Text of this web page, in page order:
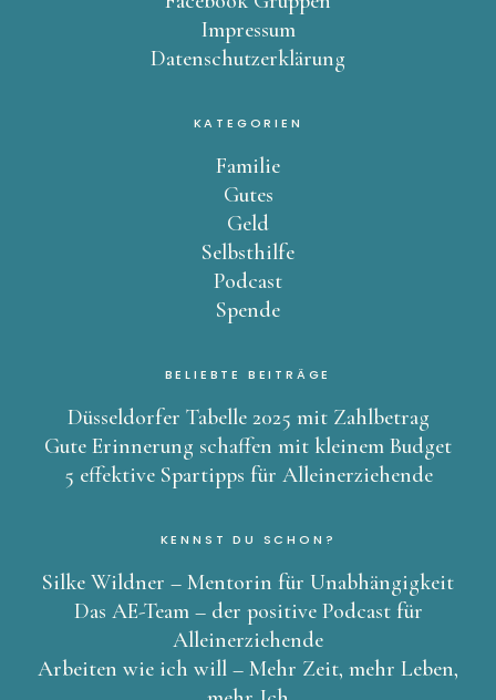
Impressum
Datenschutzerklärung
KATEGORIEN
Familie
Gutes
Geld
Selbsthilfe
Podcast
Spende
BELIEBTE BEITRÄGE
Düsseldorfer Tabelle 2025 mit Zahlbetrag
Gute Erinnerung schaffen mit kleinem Budget
5 effektive Spartipps für Alleinerziehende
KENNST DU SCHON?
Silke Wildner – Mentorin für Unabhängigkeit
Das AE-Team – der positive Podcast für
Alleinerziehende
Arbeiten wie ich will – Mehr Zeit, mehr Leben,